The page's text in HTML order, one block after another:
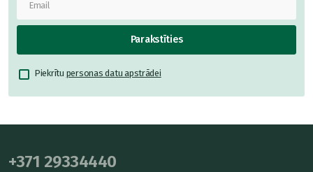
Parakstīties
Piekrītu personas datu apstrādei
+371 29334440